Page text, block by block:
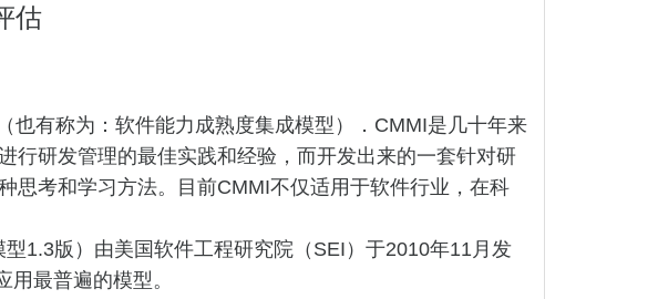
估
有称为：软件能力成熟度集成模型）．CMMI是几十年来
行研发管理的最佳实践和经验，而开发出来的一套针对研
思考和学习方法。目前CMMI不仅适用于软件行业，在科
版）由美国软件工程研究院（SEI）于2010年11月发
最普遍的模型。